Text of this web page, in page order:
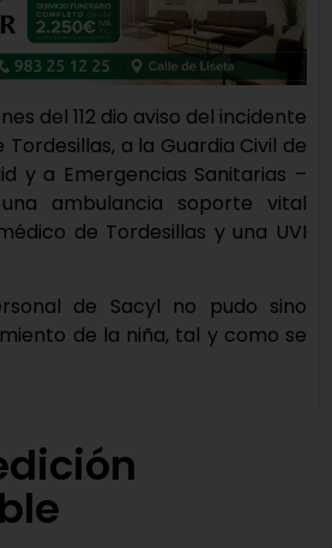
del 112 dio aviso del incidente
Tordesillas, a la Guardia Civil de
y a Emergencias Sanitarias –
ambulancia soporte vital
de Tordesillas y una UVI
de Sacyl no pudo sino
de la niña, tal y como se